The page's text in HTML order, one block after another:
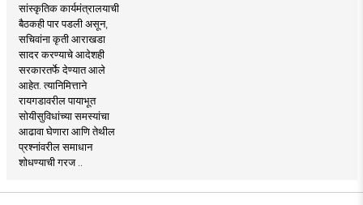
सांस्कृतिक कार्यमंत्रालयाची
बैठकही पार पडली असून,
सचिवांना कृती आराखडा
सादर करण्याचे आदेशही
सरकारतर्फे देण्यात आले
आहेत. त्यानिमित्ताने
रायगडावरील पायाभूत
सोयीसुविधांच्या समस्यांचा
आढावा घेणारा आणि तेथील
प्रश्नांवरील समाधान
शोधण्याची गरज ..